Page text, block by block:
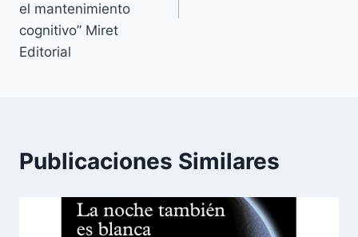
el mantenimiento
cognitivo” Miret
Editorial
Publicaciones Similares